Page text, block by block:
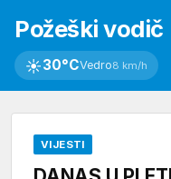
Požeški vodič
☀30°CVedro8 km/h
VIJESTI